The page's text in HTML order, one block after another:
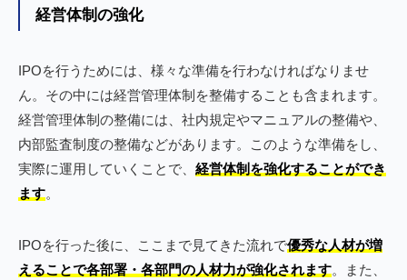
経営体制の強化
IPOを行うためには、様々な準備を行わなければなりませ
ん。その中には経営管理体制を整備することも含まれます。
経営管理体制の整備には、社内規定やマニュアルの整備や、
内部監査制度の整備などがあります。このような準備をし、
実際に運用していくことで、 経営体制を強化することができ
ます。
IPOを行った後に、ここまで見てきた流れで優秀な人材が増
えることで各部署・各部門の人材力が強化されます。また、